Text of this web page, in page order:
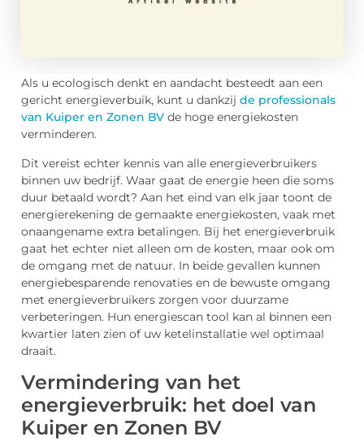
Als u ecologisch denkt en aandacht besteedt aan een
gericht energieverbuik, kunt u dankzij de professionals
van Kuiper en Zonen BV de hoge energiekosten
verminderen.
Dit vereist echter kennis van alle energieverbruikers
binnen uw bedrijf. Waar gaat de energie heen die soms
duur betaald wordt? Aan het eind van elk jaar toont de
energierekening de gemaakte energiekosten, vaak met
onaangename extra betalingen. Bij het energieverbruik
gaat het echter niet alleen om de kosten, maar ook om
de omgang met de natuur. In beide gevallen kunnen
energiebesparende renovaties en de bewuste omgang
met energieverbruikers zorgen voor duurzame
verbeteringen. Hun energiescan tool kan al binnen een
kwartier laten zien of uw ketelinstallatie wel optimaal
draait.
Vermindering van het
energieverbruik: het doel van
Kuiper en Zonen BV